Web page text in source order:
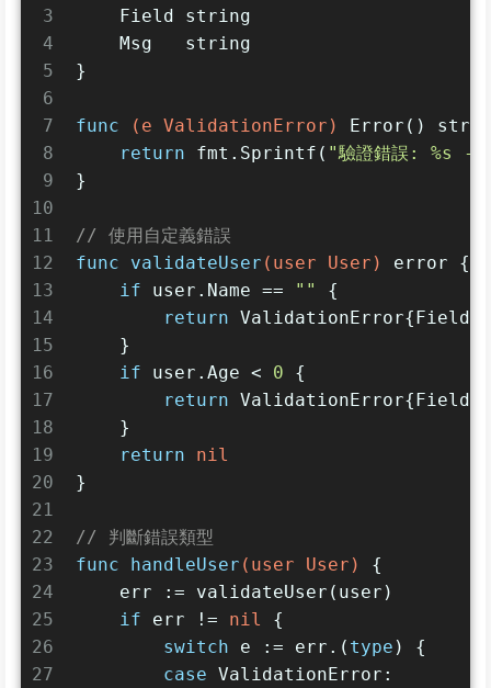
3
4
5
6
7
8
9
10
11
12
13
14
15
16
17
18
19
20
21
22
23
24
25
26
27
    Field
string
    Msg
string
}
func (e ValidationError) Error()
return fmt.Sprintf( "驗證錯誤: %s -
}
// 使用自定義錯誤
func
validateUser (user User) error {
if user.Name == ""
{
return ValidationError{Field:
    }
if user.Age < 0 {
return ValidationError{Field:
    }
return
nil
}
// 判斷錯誤類型
func
handleUser (user User)
{
    err := validateUser(user)
if err != nil
{
switch e := err.( type ) {
case ValidationError: